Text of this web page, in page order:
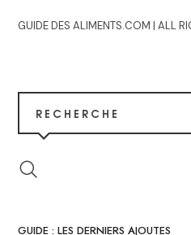
GUIDE DES ALIMENTS.COM | ALL
RECHERCHE
GUIDE : LES DERNIERS AJOUTES